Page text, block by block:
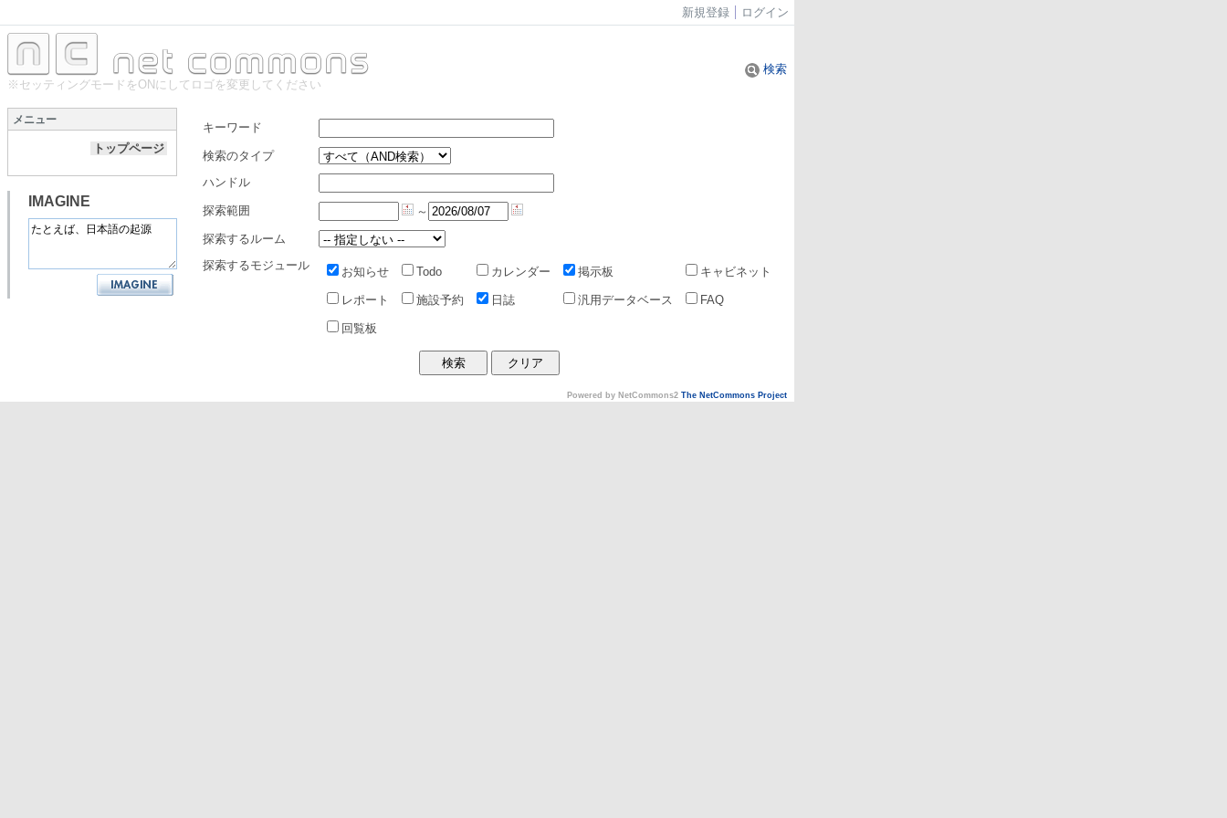
新規登録 ログイン
※セッティングモードをONにしてロゴを変更してください
検索
メニュー
トップページ
IMAGINE
キーワード
検索のタイプ
ハンドル
探索範囲
～
探索するルーム
探索するモジュール
お知らせ Todo カレンダー 掲示板 キャビネット
レポート 施設予約 日誌 汎用データベース FAQ
回覧板
Powered by NetCommons2 The NetCommons Project